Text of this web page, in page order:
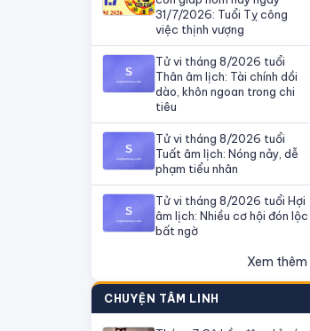
31/7/2026: Tuổi Tỵ công
việc thịnh vượng
Tử vi tháng 8/2026 tuổi
Thân âm lịch: Tài chính dồi
dào, khôn ngoan trong chi
tiêu
Tử vi tháng 8/2026 tuổi
Tuất âm lịch: Nóng nảy, dễ
phạm tiểu nhân
Tử vi tháng 8/2026 tuổi Hợi
âm lịch: Nhiều cơ hội đón lộc
bất ngờ
Xem thêm
CHUYỆN TÂM LINH